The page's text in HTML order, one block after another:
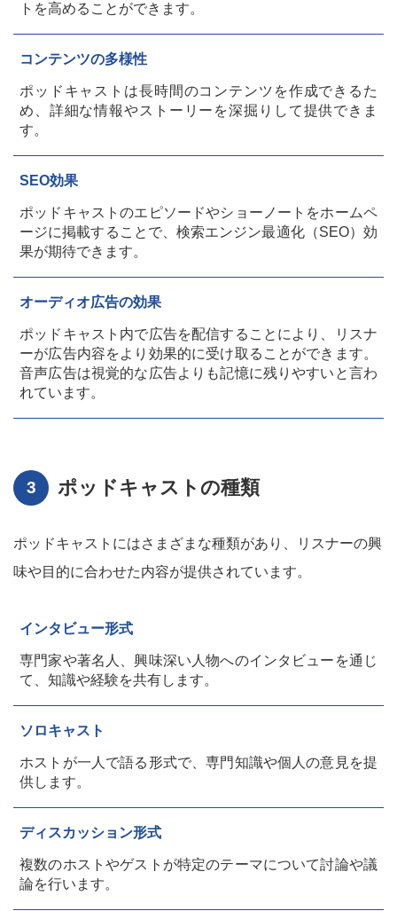
トを高めることができます。
コンテンツの多様性
ポッドキャストは長時間のコンテンツを作成できるた
め、詳細な情報やストーリーを深掘りして提供できま
す。
SEO効果
ポッドキャストのエピソードやショーノートをホームペ
ージに掲載することで、検索エンジン最適化（SEO）効
果が期待できます。
オーディオ広告の効果
ポッドキャスト内で広告を配信することにより、リスナ
ーが広告内容をより効果的に受け取ることができます。
音声広告は視覚的な広告よりも記憶に残りやすいと言わ
れています。
ポッドキャストの種類
ポッドキャストにはさまざまな種類があり、リスナーの興
味や目的に合わせた内容が提供されています。
インタビュー形式
専門家や著名人、興味深い人物へのインタビューを通じ
て、知識や経験を共有します。
ソロキャスト
ホストが一人で語る形式で、専門知識や個人の意見を提
供します。
ディスカッション形式
複数のホストやゲストが特定のテーマについて討論や議
論を行います。